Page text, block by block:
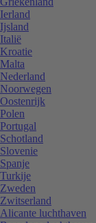
Ierland
Ijsland
Italië
Kroatie
Malta
Nederland
Noorwegen
Oostenrijk
Polen
Portugal
Schotland
Slovenie
Spanje
Turkije
Zweden
Zwitserland
Alicante luchthaven